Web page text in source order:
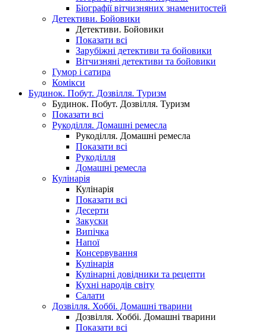
Біографії вітчизняних знаменитостей
Детективи. Бойовики
Детективи. Бойовики
Показати всі
Зарубіжні детективи та бойовики
Вітчизняні детективи та бойовики
Гумор і сатира
Комікси
Будинок. Побут. Дозвілля. Туризм
Будинок. Побут. Дозвілля. Туризм
Показати всі
Рукоділля. Домашні ремесла
Рукоділля. Домашні ремесла
Показати всі
Рукоділля
Домашні ремесла
Кулінарія
Кулінарія
Показати всі
Десерти
Закуски
Випічка
Напої
Консервування
Кулінарія
Кулінарні довідники та рецепти
Кухні народів світу
Салати
Дозвілля. Хоббі. Домашні тварини
Дозвілля. Хоббі. Домашні тварини
Показати всі